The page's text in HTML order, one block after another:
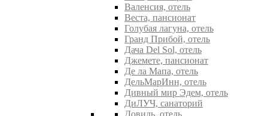
Валенсия, отель
Веста, пансионат
Голубая лагуна, отель
Гранд Прибой, отель
Дача Del Sol, отель
Джемете, пансионат
Де ла Мапа, отель
ДельМарИнн, отель
Дивный мир Эдем, отель
ДиЛУЧ, санаторий
Довиль, отель